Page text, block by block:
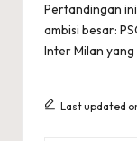
Pertandingan
ambisi besar:
Inter Milan yang
Last updated